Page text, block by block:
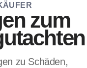
zum
zu Schäden,